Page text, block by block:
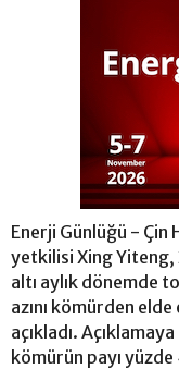
Enerji Günlüğü - Çin
yetkilisi Xing Yiteng,
altı aylık dönemde
azını kömürden
açıkladı.
kömürün payı